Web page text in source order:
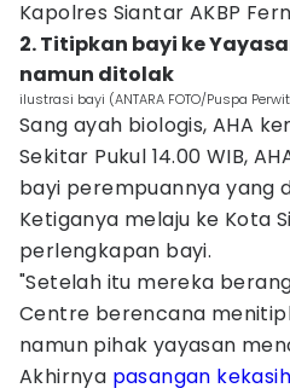
Kapolres Siantar AKBP
2. Titipkan bayi ke
namun ditolak
ilustrasi bayi (ANTARA FOTO/Puspa
Sang ayah biologis, AHA
Sekitar Pukul 14.00 WIB,
bayi perempuannya yang
Ketiganya melaju ke Kota
perlengkapan bayi.
"Setelah itu mereka
Centre berencana
namun pihak yayasan
Akhirnya pasangan kekasih